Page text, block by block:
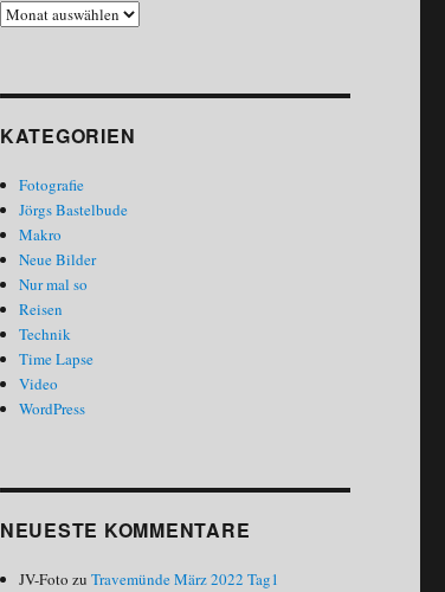
Archiv
KATEGORIEN
Fotografie
Jörgs Bastelbude
Makro
Neue Bilder
Nur mal so
Reisen
Technik
Time Lapse
Video
WordPress
NEUESTE KOMMENTARE
JV-Foto zuTravemünde März 2022 Tag1